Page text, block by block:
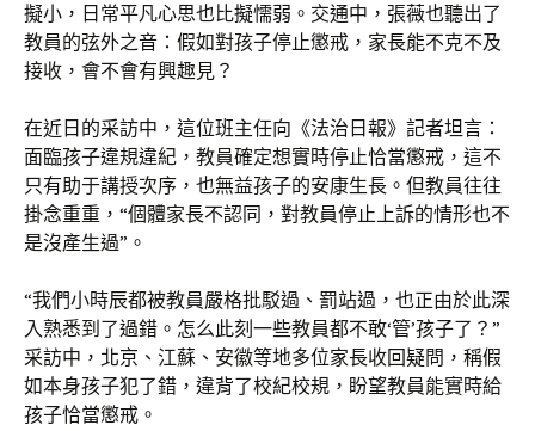
擬小，日常平凡心思也比擬懦弱。交通中，張薇也聽出了
教員的弦外之音：假如對孩子停止懲戒，家長能不克不及
接收，會不會有興趣見？
在近日的采訪中，這位班主任向《法治日報》記者坦言：
面臨孩子違規違紀，教員確定想實時停止恰當懲戒，這不
只有助于講授次序，也無益孩子的安康生長。但教員往往
掛念重重，“個體家長不認同，對教員停止上訴的情形也不
是沒產生過”。
“我們小時辰都被教員嚴格批駁過、罰站過，也正由於此深
入熟悉到了過錯。怎么此刻一些教員都不敢‘管’孩子了？”
采訪中，北京、江蘇、安徽等地多位家長收回疑問，稱假
如本身孩子犯了錯，違背了校紀校規，盼望教員能實時給
孩子恰當懲戒。